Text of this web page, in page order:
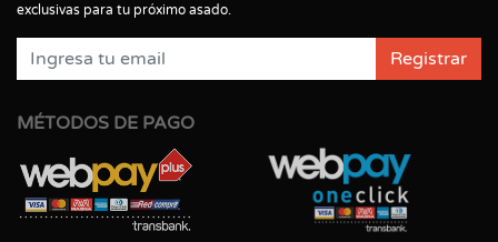
exclusivas para tu próximo asado.
Registrar
MÉTODOS DE PAGO